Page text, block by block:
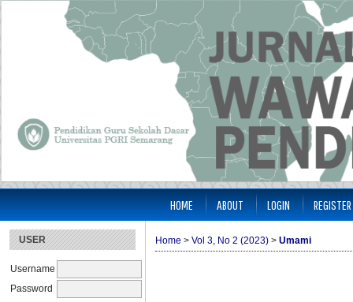
USER
Username
Password
HOME ABOUT LOGIN REGISTER
Home > Vol 3, No 2 (2023) > Umami